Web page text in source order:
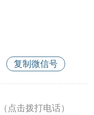
复制微信号
（点击拨打电话）